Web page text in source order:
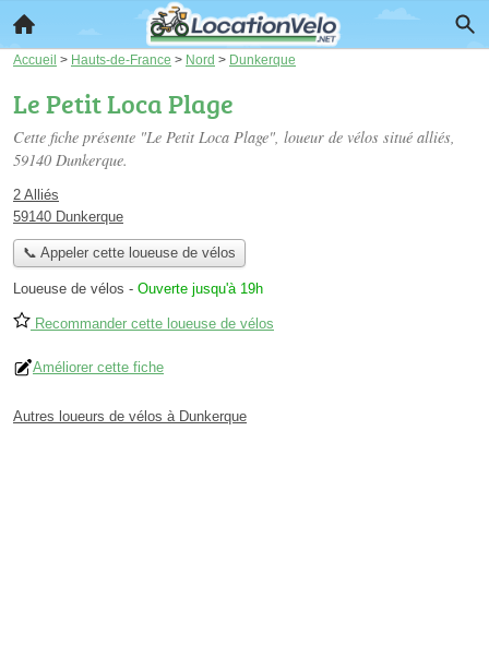
Accueil > Hauts-de-France > Nord > Dunkerque
Le Petit Loca Plage
Cette fiche présente "Le Petit Loca Plage", loueur de vélos situé alliés,
59140 Dunkerque.
2 Alliés
59140 Dunkerque
📞 Appeler cette loueuse de vélos
Loueuse de vélos - Ouverte jusqu'à 19h
Recommander cette loueuse de vélos
Améliorer cette fiche
Autres loueurs de vélos à Dunkerque